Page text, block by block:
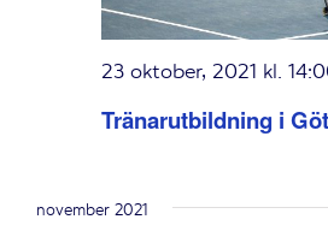
Tränarutbildning i
23 oktober, 2021 kl.
november 2021